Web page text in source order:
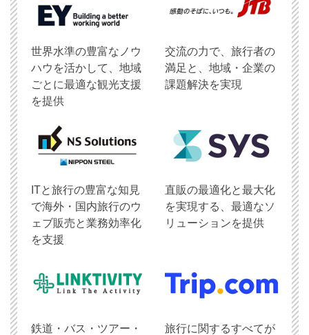
世界水準の豊富なノウ
ハウを活かして、地域
ごとに最適な観光支援
を提供
交流の力で、旅行者の
満足と、地域・企業の
課題解決を実現
ITと旅行の豊富な知見
で海外・国内旅行のウ
ェブ販売と業務効率化
を支援
直販の最適化と最大化
を実現する、最適なソ
リューションを提供
鉄道・バス・ツアー・
旅行に関するすべてが